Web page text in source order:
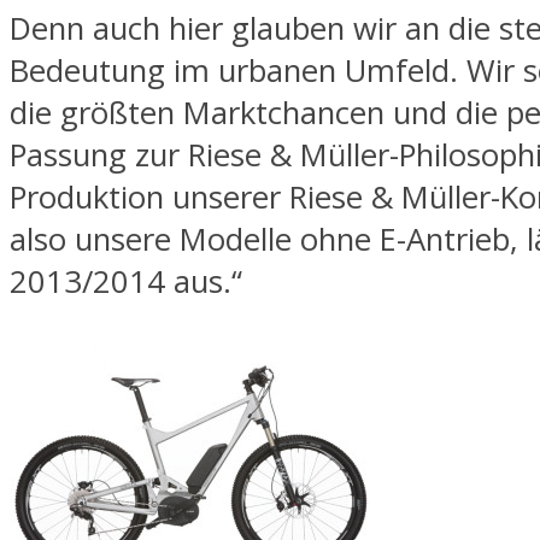
Denn auch hier glauben wir an die
Bedeutung im urbanen Umfeld. Wir
die größten Marktchancen und die
Passung zur Riese & Müller-
Produktion unserer Riese & Müller-
also unsere Modelle ohne E-Antrieb,
2013/2014 aus.“